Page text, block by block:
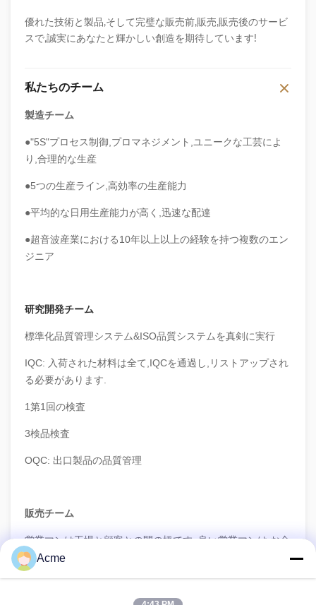
優れた技術と製品,そして完璧な販売前,販売,販売後のサービ
スで,誠実にあなたと輝かしい創造を期待しています!
私たちのチーム
製造チーム
●"5S"プロセス制御,プロマネジメント,ユニークな工芸によ
り,合理的な生産
●5つの生産ライン,高効率の生産能力
●平均的な日用生産能力が高く,迅速な配達
●超音波産業における10年以上以上の経験を持つ複数のエン
ジニア
研究開発チーム
標準化品質管理システム&ISO品質システムを真剣に実行
IQC: 入荷された材料は全て,IQCを通過し,リストアップされ
る必要があります.
1第1回の検査
3検品検査
OQC: 出口製品の品質管理
販売チーム
営業マンは工場と顧客との間の橋です. 良い営業マンは,お金
と時間を節約するのに役立ちます. 私たちの営業マンは,すべ
て超音波ファイルで5年以上経験があります.販売後の迅速な
Acme